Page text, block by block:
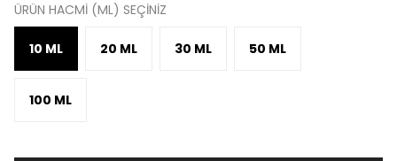
ÜRÜN HACMİ (ML) SEÇİNİZ
10 ML 20 ML 30 ML 50 ML
100 ML